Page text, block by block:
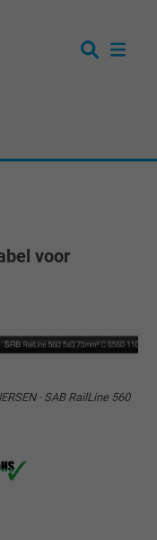
voor
· SAB RailLine 560